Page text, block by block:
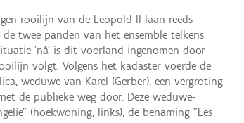
rooilijn van de Leopold II-laan reeds
twee panden van het ensemble telkens
'ná' is dit voorland ingenomen door
volgt. Volgens het kadaster voerde de
weduwe van Karel (Gerber), een vergroting
de publieke weg door. Deze weduwe-
(hoekwoning, links), de benaming "Les